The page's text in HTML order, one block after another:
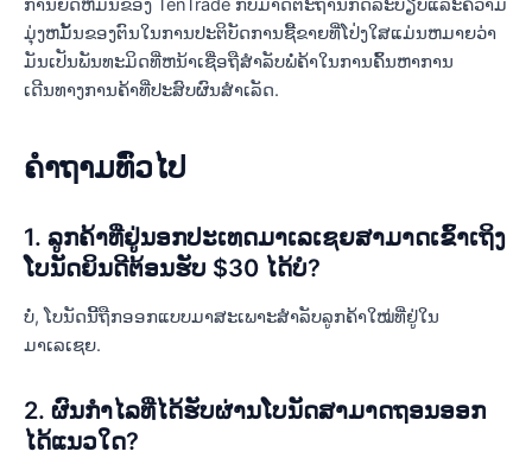
ການຍຶດຫມັ້ນຂອງ TenTrade ກັບມາດຕະຖານກົດລະບຽບແລະຄວາມ
ມຸ່ງຫມັ້ນຂອງຕົນໃນການປະຕິບັດການຊື້ຂາຍທີ່ໂປ່ງໃສແມ່ນຫມາຍວ່າ
ມັນເປັນພັນທະມິດທີ່ຫນ້າເຊື່ອຖືສໍາລັບພໍ່ຄ້າໃນການຄົ້ນຫາການ
ເດີນທາງການຄ້າທີ່ປະສົບຜົນສໍາເລັດ.
ຄໍາຖາມທົ່ວໄປ
1. ລູກຄ້າທີ່ຢູ່ນອກປະເທດມາເລເຊຍສາມາດເຂົ້າເຖິງ
ໂບນັດຍິນດີຕ້ອນຮັບ $30 ໄດ້ບໍ?
ບໍ່, ໂບນັດນີ້ຖືກອອກແບບມາສະເພາະສຳລັບລູກຄ້າໃໝ່ທີ່ຢູ່ໃນ
ມາເລເຊຍ.
2. ຜົນກໍາໄລທີ່ໄດ້ຮັບຜ່ານໂບນັດສາມາດຖອນອອກ
ໄດ້ແນວໃດ?